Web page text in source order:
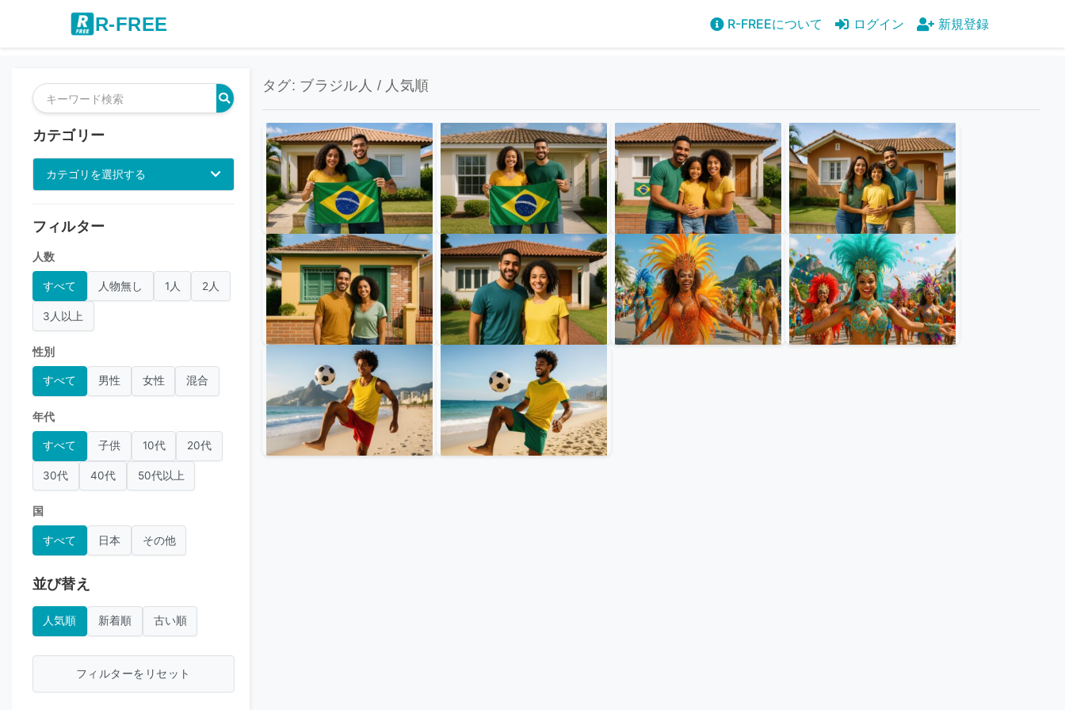
R-FREE R-FREEについて ログイン 新規登録
カテゴリー
カテゴリを選択する
フィルター
人数
すべて 人物無し 1人 2人
3人以上
性別
すべて 男性 女性 混合
年代
すべて 子供 10代 20代
30代 40代 50代以上
国
すべて 日本 その他
並び替え
人気順 新着順 古い順
フィルターをリセット
タグ: ブラジル人 / 人気順